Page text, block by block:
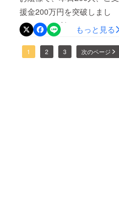
日本が世界に比べ、ここま
で耐えてこられたの
は・・・日本人の公衆衛生
の知識の高さ日々の手洗い
援金200万円を突破しまし
た。ここの所、コロナウィ
ルスの関係か、ウィルス関
係、マスク関係の商材が問
もっと見る
1 2 3 次のページ